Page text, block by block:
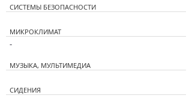
СИСТЕМЫ БЕЗОПАСНОСТИ
МИКРОКЛИМАТ
-
МУЗЫКА, МУЛЬТИМЕДИА
СИДЕНИЯ